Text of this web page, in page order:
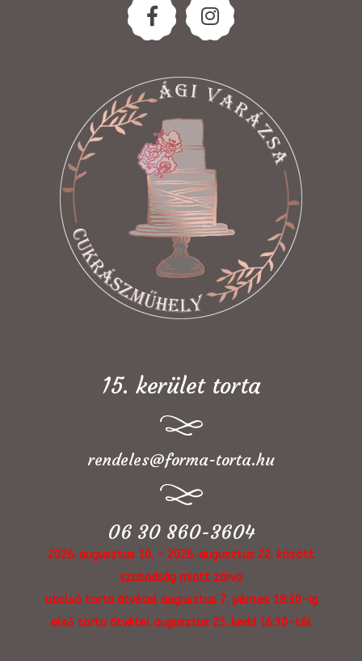
15. kerület torta
rendeles@forma-torta.hu
06 30 860-3604
2026. augusztus 10. - 2026. augusztus 22. között
szabadság miatt zárva
utolsó torta átvétel augusztus 7. péntek 18:30-ig
első torta átvétel augusztus 25. kedd 16:30-tól